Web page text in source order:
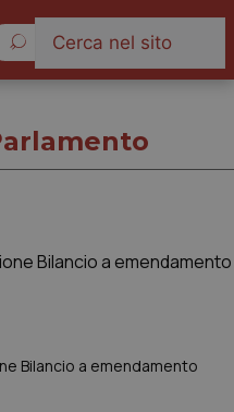
Bilancio a emendamento